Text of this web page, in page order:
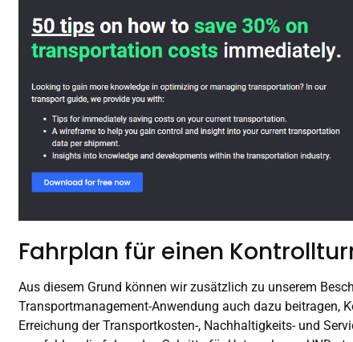
Fahrplan für einen
Aus diesem Grund können wir zusätzlich zu unserem
Transportmanagement-Anwendung auch dazu beitragen,
Erreichung der Transportkosten-, Nachhaltigkeits- und